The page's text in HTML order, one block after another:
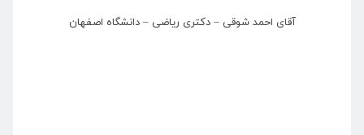
آقای احمد شوقی – دکتری ریاضی – دانشگاه اصفهان